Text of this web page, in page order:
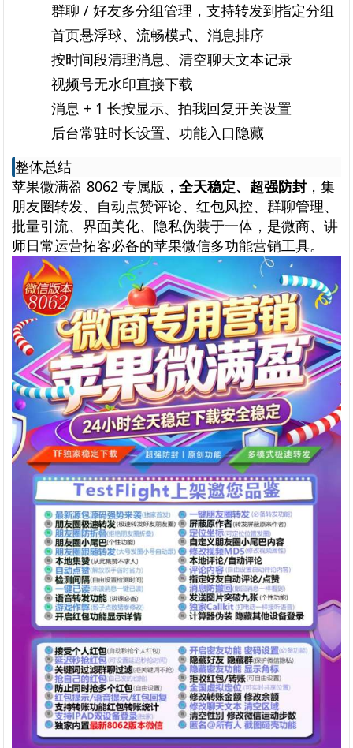
群聊 / 好友多分组管理，支持转发到指定分组
首页悬浮球、流畅模式、消息排序
按时间段清理消息、清空聊天文本记录
视频号无水印直接下载
消息 + 1 长按显示、拍我回复开关设置
后台常驻时长设置、功能入口隐藏
整体总结
苹果微满盈 8062 专属版，全天稳定、超强防封 ，集
朋友圈转发、自动点赞评论、红包风控、群聊管理、
批量引流、界面美化、隐私伪装于一体，是微商、讲
师日常运营拓客必备的苹果微信多功能营销工具。